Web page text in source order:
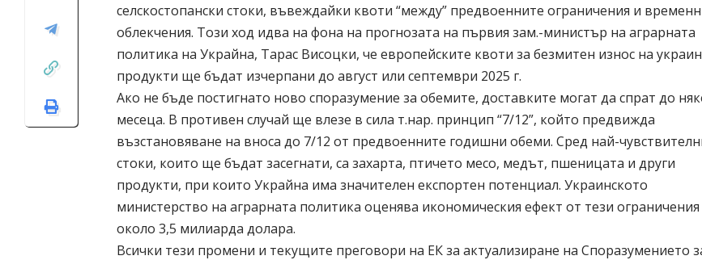
селскостопански стоки, въвеждайки квоти “между” предвоенните ограничения и
облекчения. Този ход идва на фона на прогнозата на първия зам.-министър на аграрната
политика на Украйна, Тарас Висоцки, че европейските квоти за безмитен износ на
продукти ще бъдат изчерпани до август или септември 2025 г.
Ако не бъде постигнато ново споразумение за обемите, доставките могат да спрат до
месеца. В противен случай ще влезе в сила т.нар. принцип “7/12”, който предвижда
възстановяване на вноса до 7/12 от предвоенните годишни обеми. Сред най-
стоки, които ще бъдат засегнати, са захарта, птичето месо, медът, пшеницата и други
продукти, при които Украйна има значителен експортен потенциал. Украинското
министерство на аграрната политика оценява икономическия ефект от тези ограничения
около 3,5 милиарда долара.
Всички тези промени и текущите преговори на ЕК за актуализиране на Споразумението